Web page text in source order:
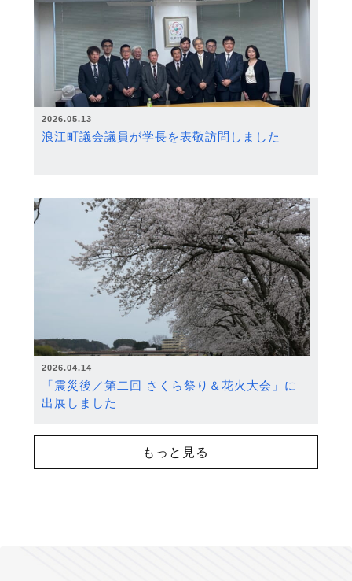
2026.05.13
浪江町議会議員が学長を表敬訪問しました
2026.04.14
「震災後／第二回 さくら祭り＆花火大会」に
出展しました
もっと見る